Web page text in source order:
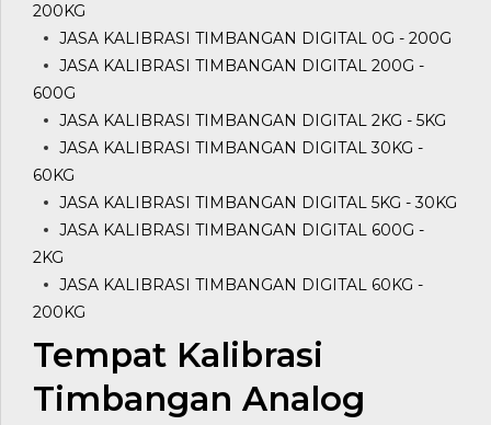
200KG
JASA KALIBRASI TIMBANGAN DIGITAL 0G - 200G
JASA KALIBRASI TIMBANGAN DIGITAL 200G -
600G
JASA KALIBRASI TIMBANGAN DIGITAL 2KG - 5KG
JASA KALIBRASI TIMBANGAN DIGITAL 30KG -
60KG
JASA KALIBRASI TIMBANGAN DIGITAL 5KG - 30KG
JASA KALIBRASI TIMBANGAN DIGITAL 600G -
2KG
JASA KALIBRASI TIMBANGAN DIGITAL 60KG -
200KG
Tempat Kalibrasi
Timbangan Analog